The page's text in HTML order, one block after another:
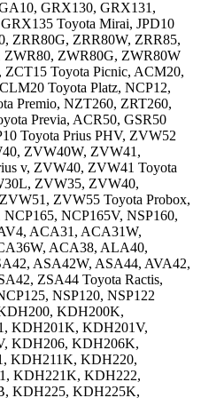
GRX130, GRX131,
Toyota Mirai, JPD10
ZRR80G, ZRR80W, ZRR85,
ZWR80, ZWR80G, ZWR80W
ZCT15 Toyota Picnic, ACM20,
Toyota Platz, NCP12,
Premio, NZT260, ZRT260,
Previa, ACR50, GSR50
Toyota Prius PHV, ZVW52
ZVW40W, ZVW41,
v, ZVW40, ZVW41 Toyota
ZVW35, ZVW40,
ZVW55 Toyota Probox,
NCP165V, NSP160,
ACA31, ACA31W,
ACA38, ALA40,
ASA42W, ASA44, AVA42,
ZSA44 Toyota Ractis,
NSP120, NSP122
KDH200K,
KDH201K, KDH201V,
KDH206, KDH206K,
KDH211K, KDH220,
KDH221K, KDH222,
KDH225, KDH225K,